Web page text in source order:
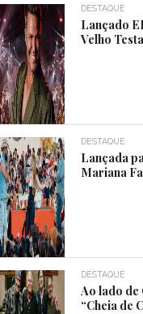
DESTAQUE
Lançado
Velho
DESTAQUE
Lançada
Mariana
DESTAQUE
Ao lado de
“Cheia de